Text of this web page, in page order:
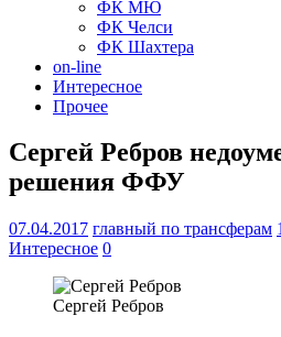
ФК МЮ
ФК Челси
ФК Шахтера
on-line
Интересное
Прочее
Сергей Ребров
решения ФФУ
07.04.2017 главный по трансферам
Интересное 0
Сергей Ребров